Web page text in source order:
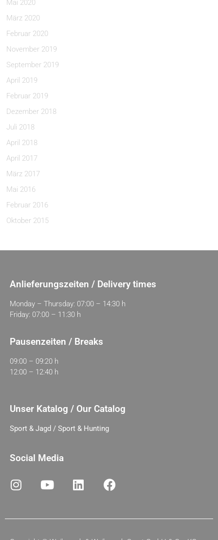
Mai 2020
März 2020
Februar 2020
November 2019
September 2019
April 2019
Februar 2019
Dezember 2018
Juli 2018
April 2018
April 2017
März 2017
Mai 2016
Februar 2016
Oktober 2015
Anlieferungszeiten / Delivery times
Monday – Thursday: 07:00 – 14:30 h
Friday: 07:00 – 11:30 h
Pausenzeiten / Breaks
09:00 – 09:20 h
12:00 – 12:40 h
Unser Katalog / Our Catalog
Sport & Jagd / Sport & Hunting
Social Media